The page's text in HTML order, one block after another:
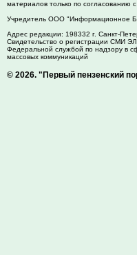
материалов только по согласованию с
Учредитель ООО "Информационное
Адрес редакции: 198332 г. Санкт-
Свидетельство о регистрации СМИ
Федеральной службой по надзору в
массовых коммуникаций
© 2026. "Первый пензенский